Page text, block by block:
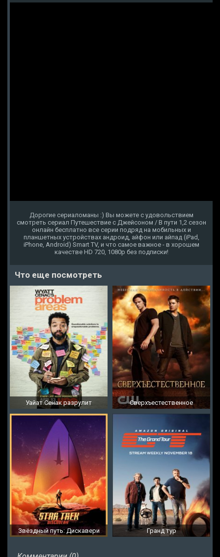
Дорогие сериаломаны :) Вы можете с удовольствием
смотреть сериал Путешествие с Джейсоном / В пути 1,2 сезон
онлайн бесплатно все серии подряд на мобильных и
планшетных устройствах андроид, айфон или айпад (iPad,
iPhone, Android) Smart TV, и что самое важное - в хорошем
качестве HD 720, 1080p без подписки!
Что еще посмотреть
Уайат Сенак разрулит Сверхъестественное
Звёздный путь: Дискавери Гранд тур